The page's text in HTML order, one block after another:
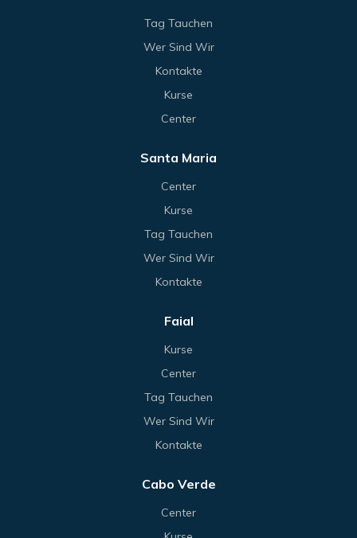
Tag Tauchen
Wer Sind Wir
Kontakte
Kurse
Center
Santa Maria
Center
Kurse
Tag Tauchen
Wer Sind Wir
Kontakte
Faial
Kurse
Center
Tag Tauchen
Wer Sind Wir
Kontakte
Cabo Verde
Center